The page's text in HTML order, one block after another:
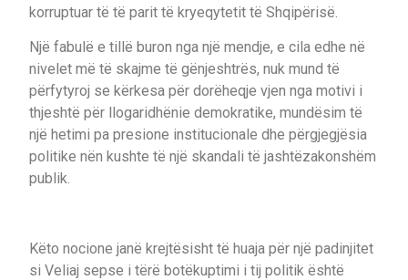
korruptuar të të parit të kryeqytetit të Shqipërisë.
Një fabulë e tillë buron nga një mendje, e cila edhe në
nivelet më të skajme të gënjeshtrës, nuk mund të
përfytyroj se kërkesa për dorëheqje vjen nga motivi i
thjeshtë për llogaridhënie demokratike, mundësim të
një hetimi pa presione institucionale dhe përgjegjësia
politike nën kushte të një skandali të jashtëzakonshëm
publik.
Këto nocione janë krejtësisht të huaja për një padinjitet
si Veliaj sepse i tërë botëkuptimi i tij politik është